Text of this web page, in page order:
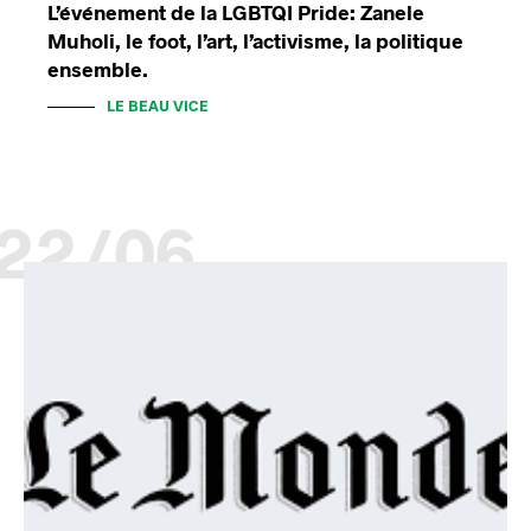
L’événement de la LGBTQI Pride: Zanele
Muholi, le foot, l’art, l’activisme, la politique
ensemble.
LE BEAU VICE
06